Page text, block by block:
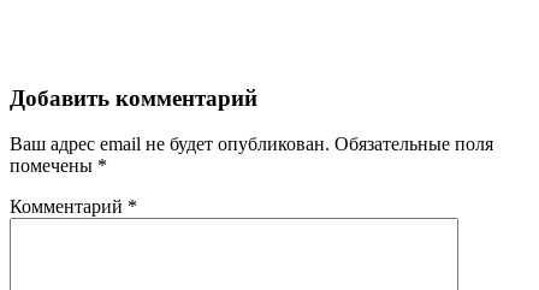
Добавить комментарий
Ваш адрес email не будет опубликован. Обязательные поля
помечены *
Комментарий *